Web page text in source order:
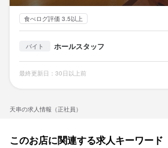
天串の求人情報（正社員）
食べログ評価 3.5以上
バイト ホールスタッフ
最終更新日：30日以上前
このお店に関連する求人キーワード
求める人物像
学歴不問
経験不問
未経験大歓迎！
特にありません！